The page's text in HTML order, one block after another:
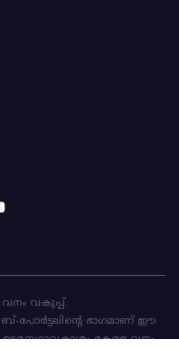
വനം വകുപ്പ്.
പോർട്ടലിന്റെ ഭാഗമാണ് ഈ
ഉടമസ്ഥാവകാശം കേരള വനം